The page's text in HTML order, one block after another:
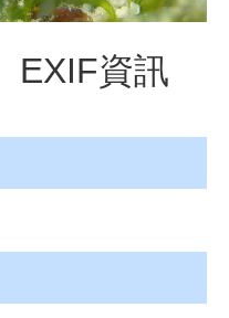
EXIF資訊